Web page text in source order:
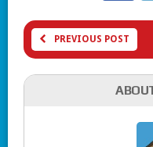
PREVIOUS POST